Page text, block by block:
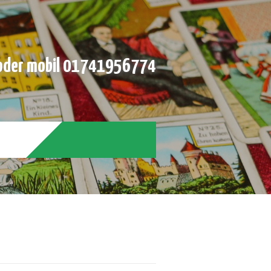
mobil 01741956774